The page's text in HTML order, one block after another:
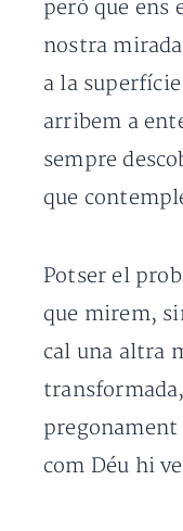
però que ens
nostra
a la
arribem a
sempre
que
Potser el
que mirem,
cal una altra
com Déu hi